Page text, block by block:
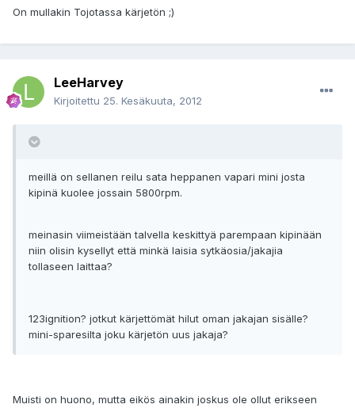
On mullakin Tojotassa kärjetön ;)
LeeHarvey
Kirjoitettu 25. Kesäkuuta, 2012
meillä on sellanen reilu sata heppanen vapari mini josta
kipinä kuolee jossain 5800rpm.
meinasin viimeistään talvella keskittyä parempaan kipinään
niin olisin kysellyt että minkä laisia sytkäosia/jakajia
tollaseen laittaa?
123ignition? jotkut kärjettömät hilut oman jakajan sisälle?
mini-sparesilta joku kärjetön uus jakaja?
Muisti on huono, mutta eikös ainakin joskus ole ollut erikseen